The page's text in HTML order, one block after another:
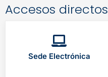
Accesos directos
Sede Electrónica